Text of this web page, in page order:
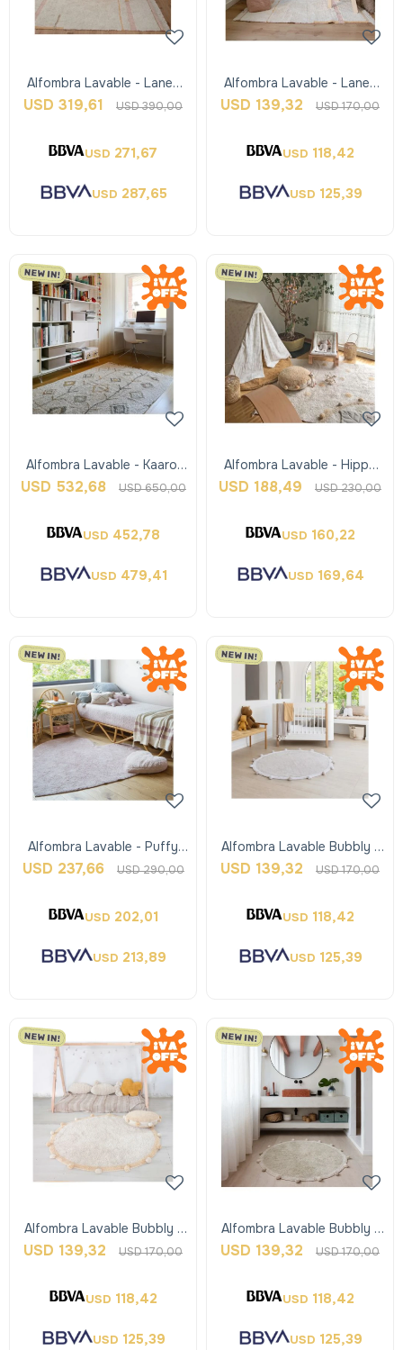
Alfombra Lavable - Lanes
Vintage Nude Pink - M -
USD 319,61 USD390,00
USD 271,67
USD 287,65
Alfombra Lavable - Lanes
Vintage Nude Pink - Xs -
USD 139,32 USD170,00
USD 118,42
USD 125,39
Alfombra Lavable - Kaarol
Earth - L - Lorena Canals
USD 532,68 USD650,00
USD 452,78
USD 479,41
Alfombra Lavable - Hippy
Dots - Honey - Lorena
USD 188,49 USD230,00
USD 160,22
USD 169,64
Alfombra Lavable - Puffy
Love - Lorena Canals
USD 237,66 USD290,00
USD 202,01
USD 213,89
Alfombra Lavable Bubbly -
Gris - Lorena Canals
USD 139,32 USD170,00
USD 118,42
USD 125,39
Alfombra Lavable Bubbly -
Honey - Lorena Canals
USD 139,32 USD170,00
USD 118,42
USD 125,39
Alfombra Lavable Bubbly -
Oliva - Lorena Canals
USD 139,32 USD170,00
USD 118,42
USD 125,39